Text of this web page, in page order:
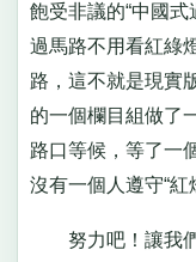
飽受非議的“中國式
過馬路不用看紅綠
路，這不就是現實
的一個欄目組做了
路口等候，等了一
沒有一個人遵守“紅
努力吧！讓我們